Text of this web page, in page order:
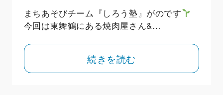
まちあそびチーム『しろう塾』がのです
今回は東舞鶴にある焼肉屋さん&…
続きを読む